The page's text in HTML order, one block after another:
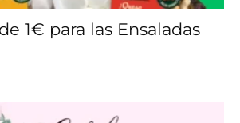
1€ para las Ensaladas